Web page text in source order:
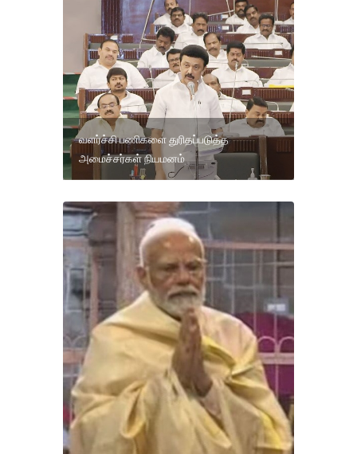
வளர்ச்சி பணிகளை துரிதப்படுத்த
அமைச்சர்கள் நியமனம்